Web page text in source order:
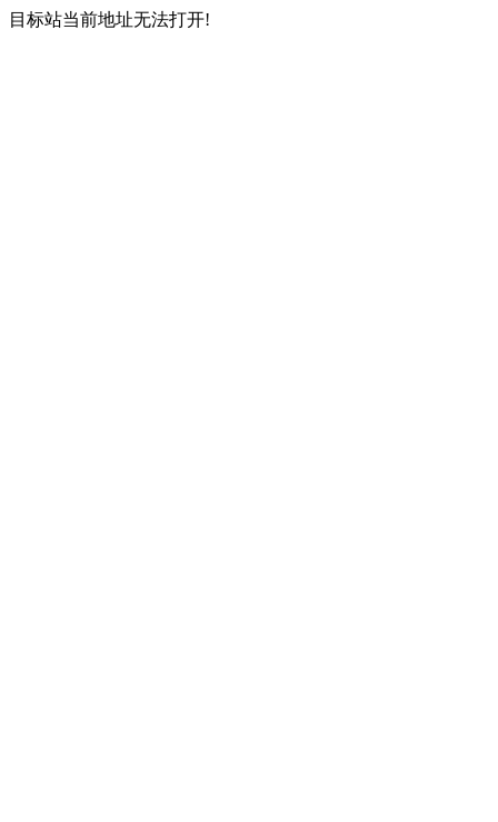
目标站当前地址无法打开!